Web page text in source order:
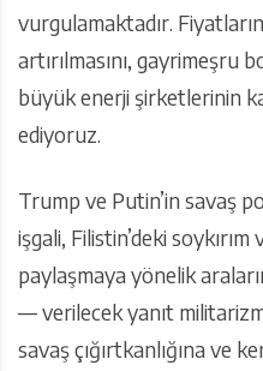
vurgulamaktadır.
artırılmasını, gayrimeşru
büyük enerji şirketlerinin
ediyoruz.
Trump ve Putin’in savaş
işgali, Filistin’deki
paylaşmaya yönelik
— verilecek yanıt
savaş çığırtkanlığına ve